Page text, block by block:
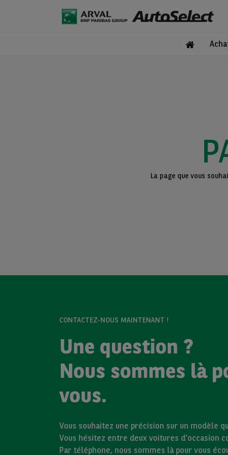
La page que vous
CONTACTEZ-NOUS MAINTENANT !
Une question ?
Nous sommes là
vous.
Vous souhaitez une précision sur un modèle
Vous hésitez entre deux voitures d'occasion
Par téléphone, nous sommes là pour vous